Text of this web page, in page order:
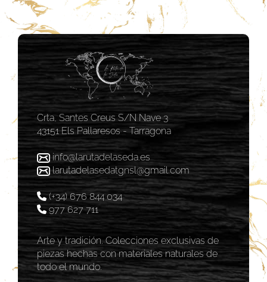
Crta, Santes Creus S/N Nave 3
43151 Els Pallaresos - Tarragona
info@larutadelaseda.es
larutadelasedatgnsl@gmail.com
(+34) 676 844 034
977 627 711
Arte y tradición. Colecciones exclusivas de
piezas hechas con materiales naturales de
todo el mundo.